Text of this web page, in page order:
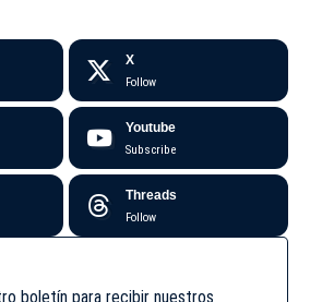
X
Follow
Youtube
Subscribe
Threads
Follow
boletín para recibir nuestros